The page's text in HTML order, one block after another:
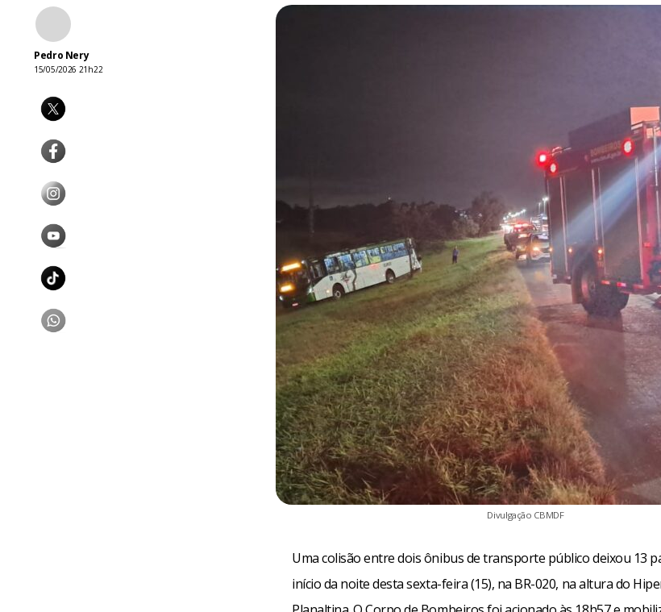
Pedro Nery
15/05/2026 21h22
Divulgação CBMDF
Uma colisão entre dois ônibus de transporte público deixou 13
início da noite desta sexta-feira (15), na BR-020, na altura do